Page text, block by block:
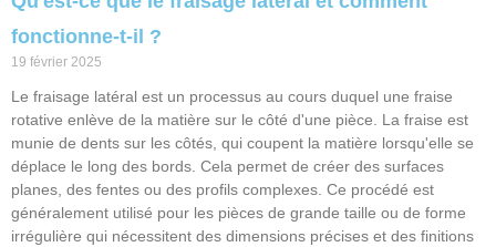
fonctionne-t-il ?
19 février 2025
Le fraisage latéral est un processus au cours duquel une fraise
rotative enlève de la matière sur le côté d'une pièce. La fraise est
munie de dents sur les côtés, qui coupent la matière lorsqu'elle se
déplace le long des bords. Cela permet de créer des surfaces
planes, des fentes ou des profils complexes. Ce procédé est
généralement utilisé pour les pièces de grande taille ou de forme
irrégulière qui nécessitent des dimensions précises et des finitions